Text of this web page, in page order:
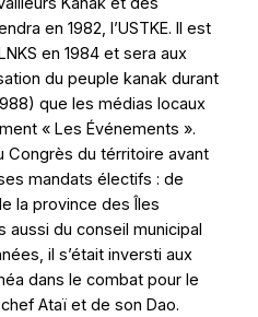
en 1982, l’USTKE. Il est
en 1984 et sera aux
du peuple kanak durant
que les médias locaux
« Les Événements ».
Congrès du térritoire avant
mandats électifs : de
la province des Îles
aussi du conseil municipal
il s’était inversti aux
dans le combat pour le
Ataï et de son Dao.